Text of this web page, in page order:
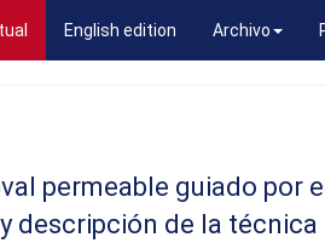
(current)English edition Archivo
permeable guiado por
descripción de la técnica